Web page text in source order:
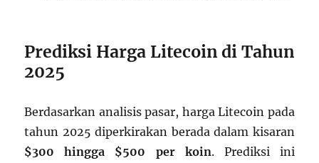
Prediksi Harga Litecoin di Tahun
2025
Berdasarkan analisis pasar, harga Litecoin pada
tahun 2025 diperkirakan berada dalam kisaran
$300 hingga $500 per koin. Prediksi ini